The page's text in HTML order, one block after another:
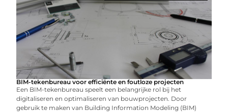
BIM-tekenbureau voor efficiënte en foutloze projecten
Een BIM-tekenbureau speelt een belangrijke rol bij het
digitaliseren en optimaliseren van bouwprojecten. Door
gebruik te maken van Building Information Modeling (BIM)